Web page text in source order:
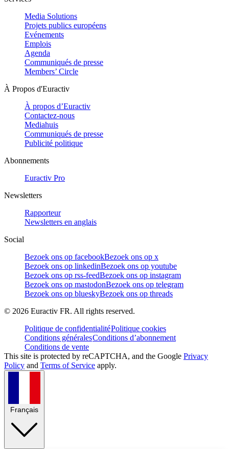
Media Solutions
Projets publics européens
Evénements
Emplois
Agenda
Communiqués de presse
Members’ Circle
À Propos d'Euractiv
À propos d’Euractiv
Contactez-nous
Mediahuis
Communiqués de presse
Publicité politique
Abonnements
Euractiv Pro
Newsletters
Rapporteur
Newsletters en anglais
Social
Bezoek ons op facebookBezoek ons op x
Bezoek ons op linkedinBezoek ons op youtube
Bezoek ons op rss-feedBezoek ons op instagram
Bezoek ons op mastodonBezoek ons op telegram
Bezoek ons op blueskyBezoek ons op threads
© 2026 Euractiv FR. All rights reserved.
Politique de confidentialitéPolitique cookies
Conditions généralesConditions d’abonnement
Conditions de vente
This site is protected by reCAPTCHA, and the Google Privacy
Policy and Terms of Service apply.
Français